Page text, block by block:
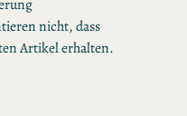
nicht, dass
Artikel erhalten.